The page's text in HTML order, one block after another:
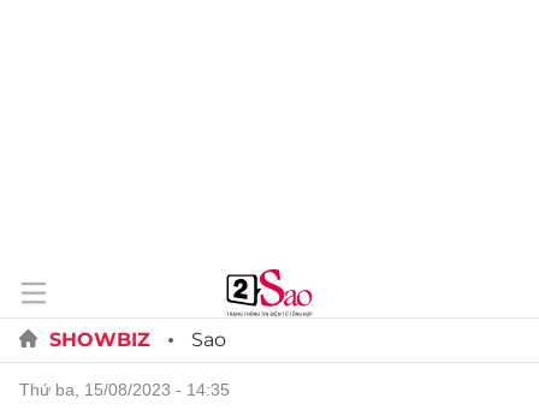
SHOWBIZ Sao
thứ ba, 15/08/2023 - 14:35